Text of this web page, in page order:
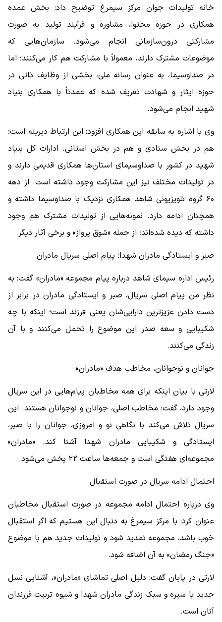
خانه تولیدات جوان مرکز سیمرغ توضیح داد: بخش عمده
همکاری در حوزه محتوا، مشاوره و فرآیند تولید به صورت
مشارکتی درون‌سازمانی انجام می‌شود. سازمان‌هایی که
موضوعات مشترک دارند، معمولاً با مشارکت هم کار می‌کنند؛ اما
در صداوسیما، به عنوان رسانه ملی، بخشی از وظایف ذاتی در
حوزه ایثار و شهادت تعریف شده که عمدتاً با همکاری بنیاد
شهید انجام می‌شود.
وی با اشاره به سابقه این همکاری افزود: این ارتباط دیرینه است؛
هم در بخش ستادی و هم در بخش استانی. ادارات کل بنیاد
شهید در کشور با صداوسیمای استان‌ها همکاری قدیمی دارند و
در تولیدات مختلف نیز این مشارکت وجود داشته است. از دهه
۶۰ گروه تلویزیونی شاهد همکاری نزدیک با صداوسیما داشته و
همچنان ادامه دارد. نمونه‌هایی از تولیدات مشترک هم وجود
داشته که دیده شده‌اند؛ از جمله «شوق پرواز» و برخی آثار دیگر.
صبر و ایستادگی مادران شهدا؛ پیام اصلی سریال مادران
رئیس اداره سیمای شاهد درباره پیام مجموعه «مادران» گفت: به
نظر من پیام اصلی سریال، صبر و ایستادگی مادران در برابر از
دست دادن عزیزترین دارایی‌شان یعنی فرزند است؛ اینکه با چه
شکیبایی و سعه صدر این موضوع را تحمل می‌کنند و با آن
زندگی می‌کنند.
جوانان و نوجوانان، مخاطب هدف «مادران»
لارتی با بیان اینکه برای همه مخاطبان پیام‌هایی در این سریال
وجود دارد، گفت: مخاطب اصلی، جوانان و نوجوانان هستند. این
سریال تلاش می‌کند با نگاهی نو و امروزی، جوانان را با صبر،
ایستادگی و شکیبایی مادران شهدا آشنا کند. «مادران»
مجموعه‌ای هفتگی است و جمعه‌ها ساعت ۲۲ پخش می‌شود.
احتمال ادامه سریال در صورت استقبال
وی درباره احتمال ادامه مجموعه در صورت استقبال مخاطبان
عنوان کرد: با مرکز سیمرغ به دنبال این هستیم که اگر استقبال
خوب باشد، مجموعه تمدید شود و تولیدات جدید هم با موضوع
«جنگ رمضان» به آن اضافه شود.
لارتی در پایان گفت: دلیل اصلی تماشای «مادران»، آشنایی نسل
جدید با سیره و سبک زندگی مادران شهدا و شیوه تربیت فرزندان
آنان است.